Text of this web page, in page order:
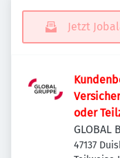
Jetzt
oder
GLOBAL
47137